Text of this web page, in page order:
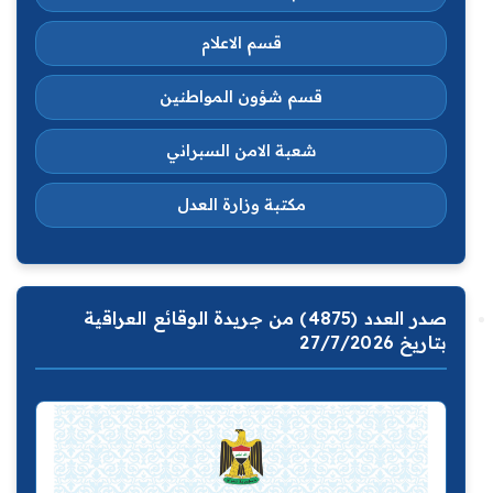
قسم الاعلام
قسم شؤون المواطنين
شعبة الامن السبراني
مكتبة وزارة العدل
صدر العدد (4875) من جريدة الوقائع العراقية
بتاريخ 27/7/2026